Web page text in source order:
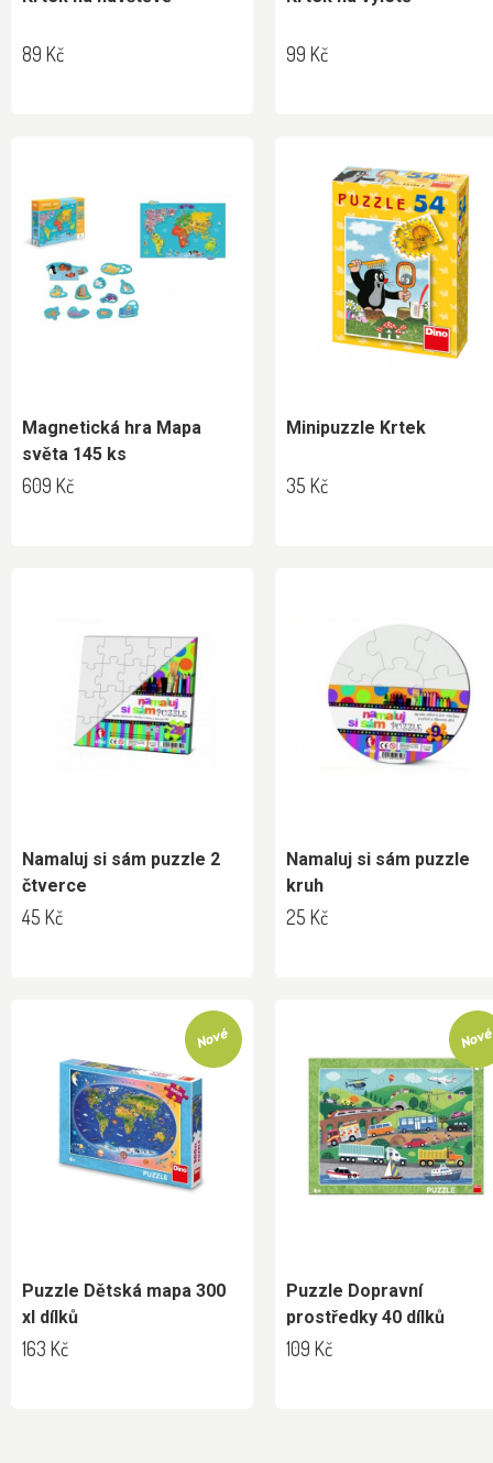
89 Kč 99 Kč
Magnetická hra Mapa
světa 145 ks
609 Kč
Minipuzzle Krtek
35 Kč
Namaluj si sám puzzle 2
čtverce
45 Kč
Namaluj si sám puzzle
kruh
25 Kč
Puzzle Dětská mapa 300
xl dílků
163 Kč
Puzzle Dopravní
prostředky 40 dílků
deskové
109 Kč